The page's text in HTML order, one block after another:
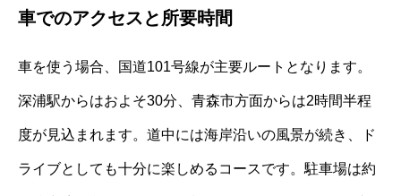
車でのアクセスと所要時間
車を使う場合、国道101号線が主要ルートとなります。
深浦駅からはおよそ30分、青森市方面からは2時間半程
度が見込まれます。道中には海岸沿いの風景が続き、ド
ライブとしても十分に楽しめるコースです。駐車場は約